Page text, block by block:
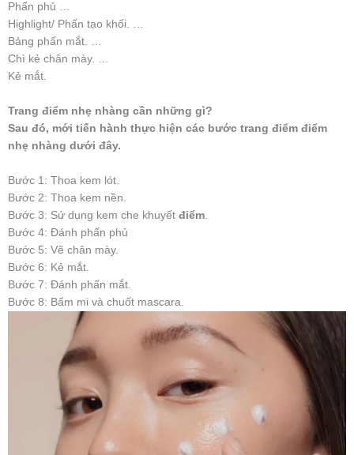
Phấn phủ …
Highlight/ Phấn tạo khối. …
Bảng phấn mắt. …
Chì kẻ chân mày. …
Kẻ mắt.
Trang điểm nhẹ nhàng cần những gì?
Sau đó, mới tiến hành thực hiện các bước trang điểm điểm
nhẹ nhàng dưới đây.
Bước 1: Thoa kem lót.
Bước 2: Thoa kem nền.
Bước 3: Sử dụng kem che khuyết điểm.
Bước 4: Đánh phấn phủ
Bước 5: Vẽ chân mày.
Bước 6: Kẻ mắt.
Bước 7: Đánh phấn mắt.
Bước 8: Bấm mi và chuốt mascara.